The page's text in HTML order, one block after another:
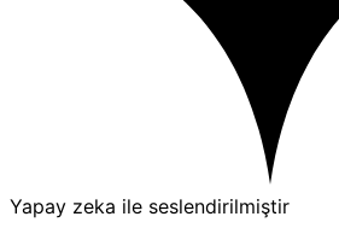
Yapay zeka ile seslendirilmiştir